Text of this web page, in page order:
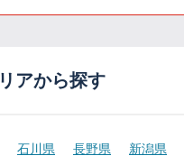
アから探す
石川県 長野県 新潟県